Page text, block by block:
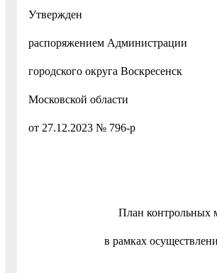
Утвержден
распоряжением Администрации
городского округа Воскресенск
Московской области
от 27.12.2023 № 796-р
План контрольных
в рамках